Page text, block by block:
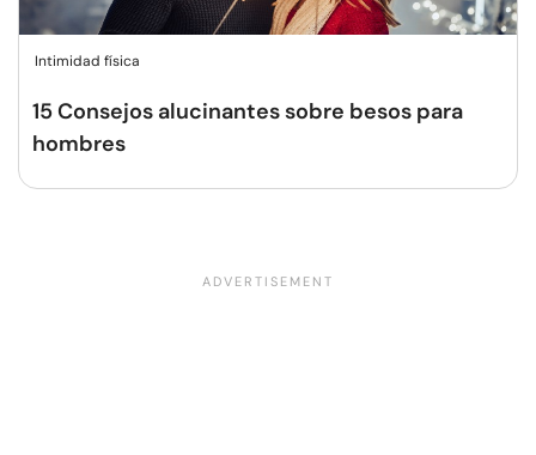
Intimidad física
15 Consejos alucinantes sobre besos para
hombres